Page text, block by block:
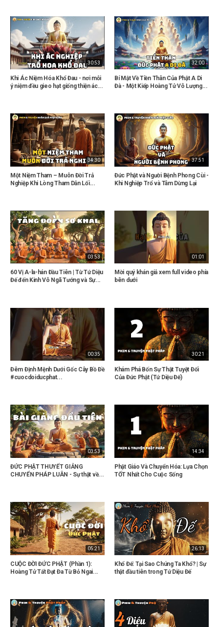
30:53
Khi Ác Niệm Hóa Khổ Đau - nơi mỗi
ý niệm đều gieo hạt giống thiện ác...
32:00
Bí Mật Về Tiền Thân Của Phật A Di
Đà - Một Kiếp Hoàng Tử Vô Lượng...
34:30
Một Niệm Tham – Muôn Đời Trả
Nghiệp Khi Lòng Tham Dẫn Lối...
37:51
Đức Phật và Người Bệnh Phong Cùi -
Khi Nghiệp Trổ và Tâm Dừng Lại
03:53
60 Vị A-la-hán Đầu Tiên | Từ Tứ Diệu
Đế đến Kinh Vô Ngã Tướng và Sự...
01:01
Mời quý khán giả xem full video phía
bên dưới
00:35
Đêm Định Mệnh Dưới Gốc Cây Bồ Đề
#cuocdoiducphat...
30:21
Khám Phá Bốn Sự Thật Tuyệt Đối
Của Đức Phật (Tứ Diệu Đế)
03:53
ĐỨC PHẬT THUYẾT GIẢNG
CHUYỂN PHÁP LUÂN - Sự thật về...
14:34
Phật Giáo Và Chuyển Hóa: Lựa Chọn
TỐT Nhất Cho Cuộc Sống
05:21
CUỘC ĐỜI ĐỨC PHẬT (Phần 1):
Hoàng Tử Tất Đạt Đa Từ Bỏ Ngai...
26:13
Khổ Đế: Tại Sao Chúng Ta Khổ? | Sự
thật đầu tiên trong Tứ Diệu Đế